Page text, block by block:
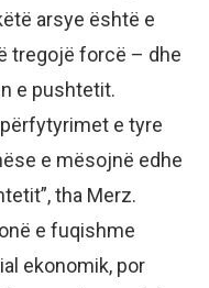
arsye është e
tregojë forcë – dhe
e pushtetit.
e tyre
e mësojnë edhe
tha Merz.
e fuqishme
ekonomik, por